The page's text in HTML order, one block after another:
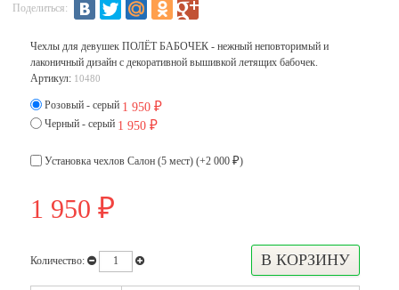
Поделиться:
Чехлы для девушек ПОЛЁТ БАБОЧЕК - нежный неповторимый и
лаконичный дизайн с декоративной вышивкой летящих бабочек.
Артикул: 10480
Розовый - серый 1 950 ₽
Черный - серый 1 950 ₽
Установка чехлов Салон (5 мест) (+2 000 ₽)
1 950 ₽
Количество: